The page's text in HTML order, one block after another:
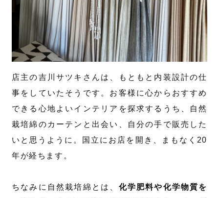
店主の吉川サツキさんは、もともと内装設計の仕
事をしていたそうです。お客様に心からおすすめ
できる心地よいインテリアを探求するうち、自然
栽培綿のカーテンと出会い、自分の手で販売した
いと思うように。国立にお店を開き、まもなく20
年が経ちます。
ちなみに自然栽培綿とは、 化学肥料や化学物質を